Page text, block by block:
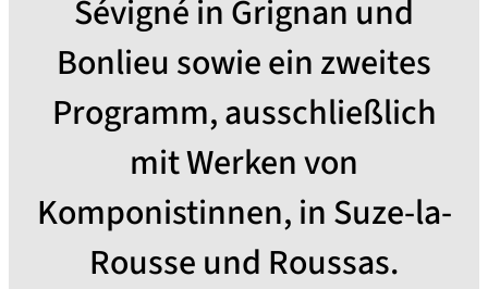
Sévigné in Grignan und
Bonlieu sowie ein zweites
Programm, ausschließlich
mit Werken von
Komponistinnen, in Suze-la-
Rousse und Roussas.